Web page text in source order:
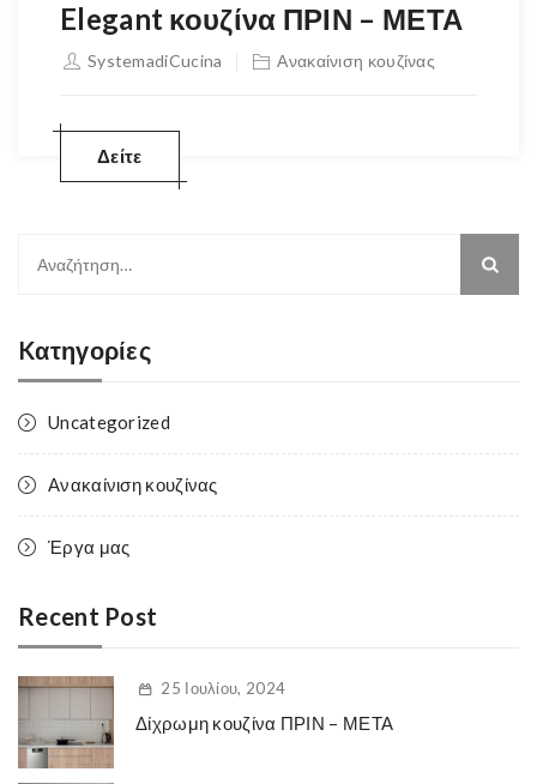
Elegant κουζίνα ΠΡΙΝ – ΜΕΤΑ
SystemadiCucina Ανακαίνιση κουζίνας
Δείτε
Kατηγορίες
Uncategorized
Ανακαίνιση κουζίνας
Έργα μας
Recent Post
25 Ιουλίου, 2024
Δίχρωμη κουζίνα ΠΡΙΝ – ΜΕΤΑ